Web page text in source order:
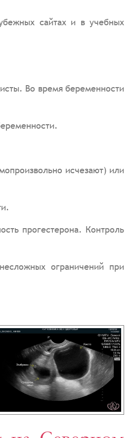
сайтах и в учебных
Во время беременности
исчезают) или
прогестерона. Контроль
ограничений при